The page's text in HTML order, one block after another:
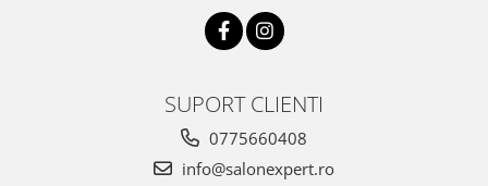
SUPORT CLIENTI
0775660408
info@salonexpert.ro